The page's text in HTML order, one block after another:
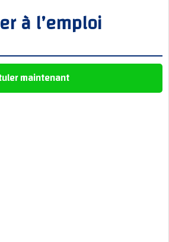
à l’emploi
Postuler maintenant